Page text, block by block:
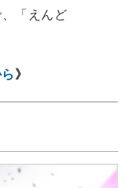
、「えんど
》